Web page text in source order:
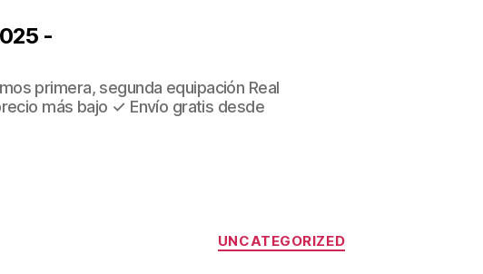
-
primera, segunda equipación Real
más bajo ✓ Envío gratis desde
Categorías
UNCATEGORIZED